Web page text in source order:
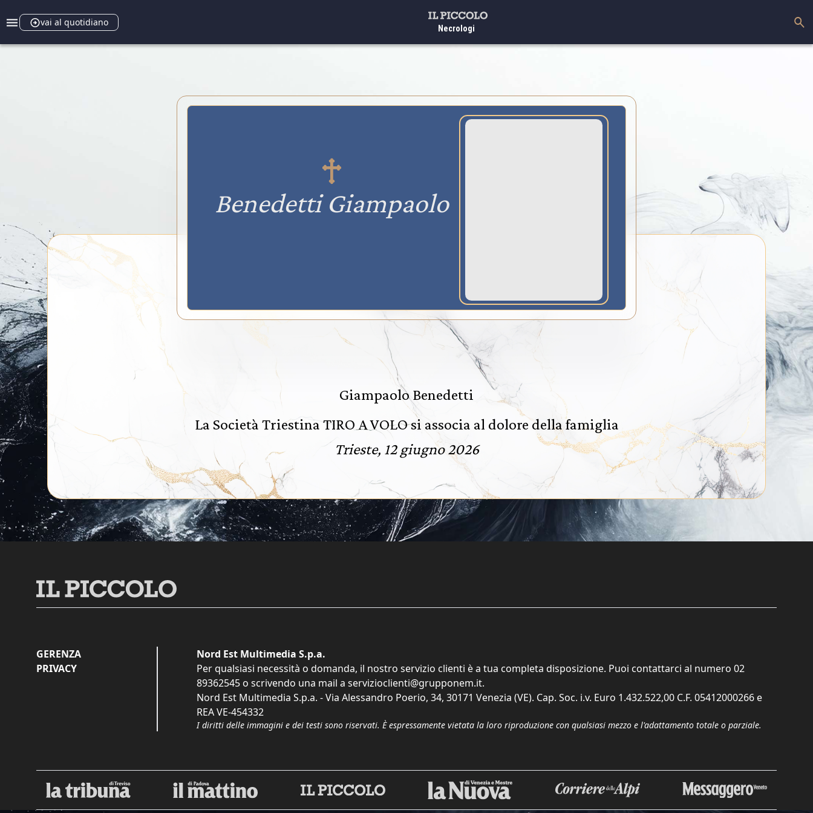
vai al quotidiano
Necrologi
Benedetti Giampaolo
Giampaolo Benedetti
La Società Triestina TIRO A VOLO si associa al dolore della famiglia
Trieste, 12 giugno 2026
GERENZA
PRIVACY
Nord Est Multimedia S.p.a.
Per qualsiasi necessità o domanda, il nostro servizio clienti è a tua completa disposizione. Puoi contattarci al numero 02
89362545 o scrivendo una mail a servizioclienti@grupponem.it.
Nord Est Multimedia S.p.a. - Via Alessandro Poerio, 34, 30171 Venezia (VE). Cap. Soc. i.v. Euro 1.432.522,00 C.F. 05412000266 e
REA VE-454332
I diritti delle immagini e dei testi sono riservati. È espressamente vietata la loro riproduzione con qualsiasi mezzo e l'adattamento totale o parziale.